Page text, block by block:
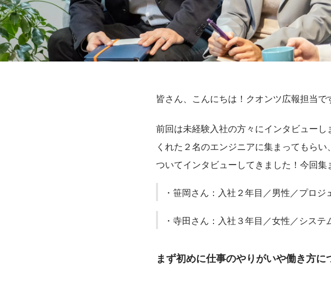
皆さん、こんにちは！クオンツ広報担当で
前回は未経験入社の方々にインタビュー
くれた２名のエンジニアに集まってもら
ついてインタビューしてきました！今回集
・笹岡さん：入社２年目／男性／プロジ
・寺田さん：入社３年目／女性／システ
まず初めに仕事のやりがいや働き方に